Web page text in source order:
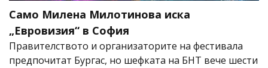
Само Милена Милотинова иска
„Евровизия“ в София
Правителството и организаторите на фестивала
предпочитат Бургас, но шефката на БНТ вече шести